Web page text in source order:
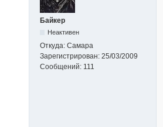
Байкер
Неактивен
Откуда: Самара
Зарегистрирован: 25/03/2009
Сообщений: 111